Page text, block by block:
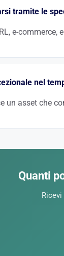
tramite le
e-
frontalmente
nel
un asset che
Google
Quanti